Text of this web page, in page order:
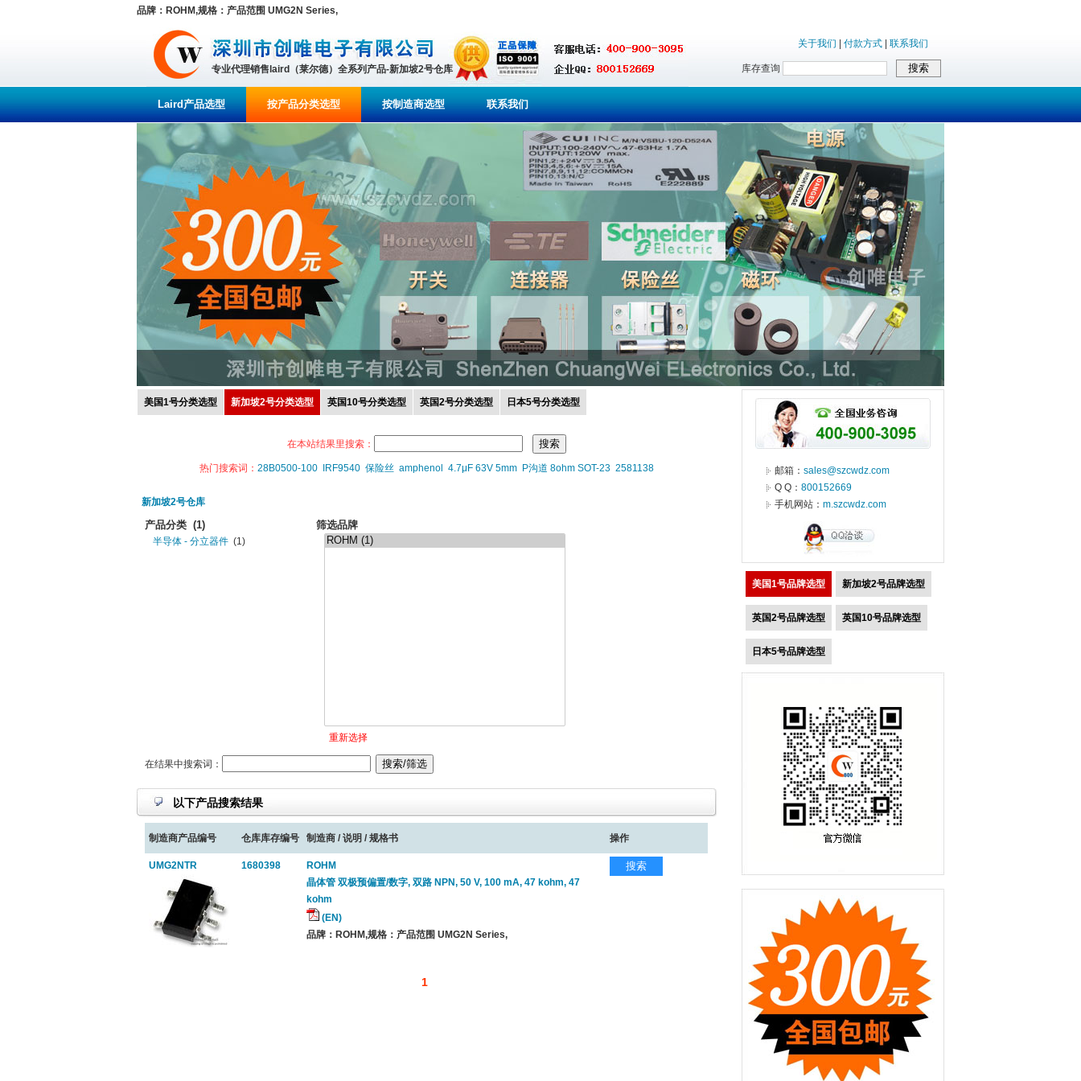
品牌：ROHM,规格：产品范围 UMG2N Series,
专业代理销售laird（莱尔德）全系列产品-新加坡2号仓库
关于我们 付款方式 联系我们
库存查询
Laird产品选型 按产品分类选型 按制造商选型 联系我们
美国1号分类选型 新加坡2号分类选型 英国10号分类选型 英国2号分类选型 日本5号分类选型
在本站结果里搜索：
热门搜索词： 28B0500-100 IRF9540 保险丝 amphenol 4.7μF 63V 5mm P沟道 8ohm SOT-23 2581138
新加坡2号仓库
产品分类 (1)
半导体 - 分立器件 (1)
筛选品牌
重新选择
在结果中搜索词：
以下产品搜索结果
制造商产品编号 仓库库存编号 制造商 / 说明 / 规格书 操作
UMG2NTR 1680398
ROHM
晶体管 双极预偏置/数字, 双路 NPN, 50 V, 100 mA, 47 kohm, 47
kohm
(EN)
品牌：ROHM,规格：产品范围 UMG2N Series,
搜索
1
邮箱： sales@szcwdz.com
Q Q： 800152669
手机网站： m.szcwdz.com
美国1号品牌选型 新加坡2号品牌选型
英国2号品牌选型 英国10号品牌选型
日本5号品牌选型